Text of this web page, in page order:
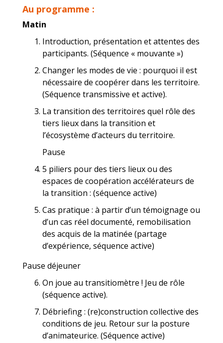
Au programme :
Matin
Introduction, présentation et attentes des
participants. (Séquence « mouvante »)
Changer les modes de vie : pourquoi il est
nécessaire de coopérer dans les territoire.
(Séquence transmissive et active).
La transition des territoires quel rôle des
tiers lieux dans la transition et
l’écosystème d’acteurs du territoire.
Pause
5 piliers pour des tiers lieux ou des
espaces de coopération accélérateurs de
la transition : (séquence active)
Cas pratique : à partir d’un témoignage ou
d’un cas réel documenté, remobilisation
des acquis de la matinée (partage
d’expérience, séquence active)
Pause déjeuner
On joue au transitiomètre ! Jeu de rôle
(séquence active).
Débriefing : (re)construction collective des
conditions de jeu. Retour sur la posture
d’animateurice. (Séquence active)